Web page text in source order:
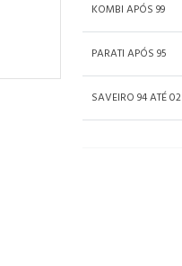
KOMBI APÓS 99
PARATI APÓS 95
SAVEIRO 94 ATÉ 02